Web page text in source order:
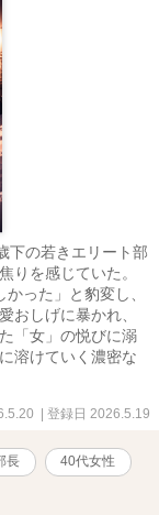
下の若きエリート部
りを感じていた。
った」と豹変し、
おしげに暴かれ、
「女」の悦びに溺
溶けていく濃密な
| 登録日 2026.5.19
長 40代女性